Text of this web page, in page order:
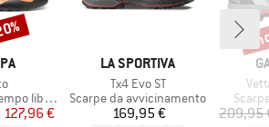
libero
ridotto
127,96 €
MARCHIO
LA SPORTIVA
Articolo
Tx4 Evo ST
Gruppo di prodotti
Scarpe da avvicinamento
Prezzo
169,95 € 209,95